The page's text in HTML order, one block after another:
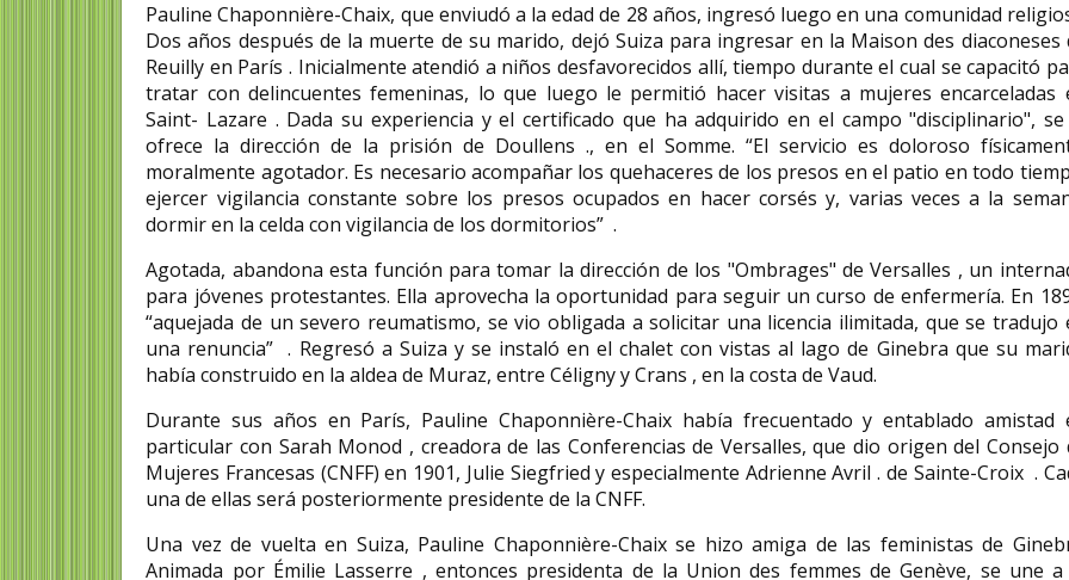
Pauline Chaponnière-Chaix, que enviudó a la edad de 28 años, ingresó luego en una comunidad
Dos años después de la muerte de su marido, dejó Suiza para ingresar en la Maison des diaconeses
Reuilly en París . Inicialmente atendió a niños desfavorecidos allí, tiempo durante el cual se capacitó
tratar con delincuentes femeninas, lo que luego le permitió hacer visitas a mujeres encarceladas
Saint- Lazare . Dada su experiencia y el certificado que ha adquirido en el campo "disciplinario",
ofrece la dirección de la prisión de Doullens ., en el Somme. “El servicio es doloroso
moralmente agotador. Es necesario acompañar los quehaceres de los presos en el patio en todo
ejercer vigilancia constante sobre los presos ocupados en hacer corsés y, varias veces a la
dormir en la celda con vigilancia de los dormitorios” .
Agotada, abandona esta función para tomar la dirección de los "Ombrages" de Versalles , un
para jóvenes protestantes. Ella aprovecha la oportunidad para seguir un curso de enfermería. En
“aquejada de un severo reumatismo, se vio obligada a solicitar una licencia ilimitada, que se tradujo
una renuncia” . Regresó a Suiza y se instaló en el chalet con vistas al lago de Ginebra que su
había construido en la aldea de Muraz, entre Céligny y Crans , en la costa de Vaud.
Durante sus años en París, Pauline Chaponnière-Chaix había frecuentado y entablado amistad
particular con Sarah Monod , creadora de las Conferencias de Versalles, que dio origen del Consejo
Mujeres Francesas (CNFF) en 1901, Julie Siegfried y especialmente Adrienne Avril . de Sainte-Croix .
una de ellas será posteriormente presidente de la CNFF.
Una vez de vuelta en Suiza, Pauline Chaponnière-Chaix se hizo amiga de las feministas de
Animada por Émilie Lasserre , entonces presidenta de la Union des femmes de Genève, se une